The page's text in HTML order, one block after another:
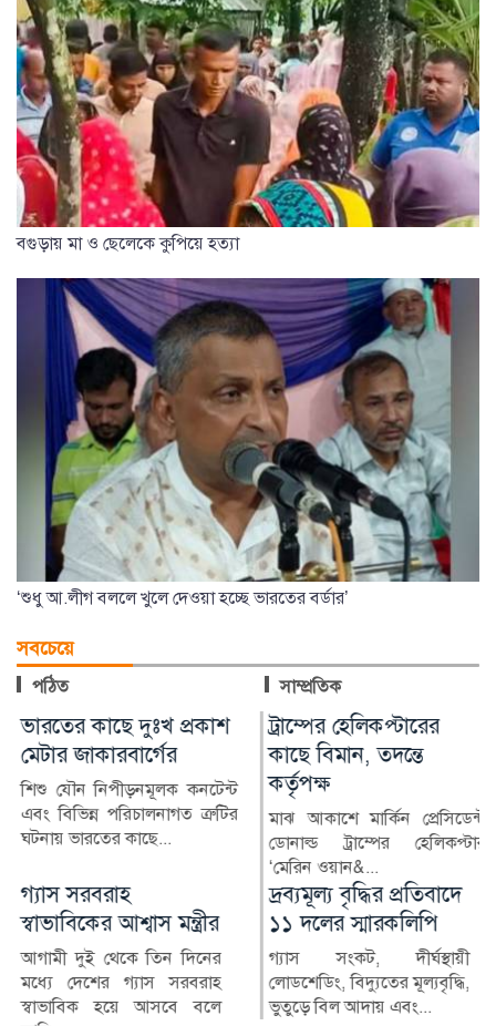
বগুড়ায় মা ও ছেলেকে কুপিয়ে হত্যা
‘শুধু আ.লীগ বললে খুলে দেওয়া হচ্ছে ভারতের বর্ডার’
সবচেয়ে
পঠিত সাম্প্রতিক
ট্রাম্পের হেলিকপ্টারের
কাছে বিমান, তদন্তে
কর্তৃপক্ষ
মাঝ আকাশে মার্কিন প্রেসিডেন্ট
ডোনাল্ড ট্রাম্পের হেলিকপ্টার
ভারতীয় তরুণীর অভিযোগে
জামালপুরে যুবক গ্রেপ্তার
ভারতীয় এক তরুণীর সঙ্গে
অনলাইনে প্রেমের সম্পর্ক গড়ে তার
ব্যক্তিগত ছবি ও ভিডিও...
দ্রব্যমূল্য বৃদ্ধির প্রতিবাদে
১১ দলের স্মারকলিপি
গ্যাস সংকট, দীর্ঘস্থায়ী
লোডশেডিং, বিদ্যুতের মূল্যবৃদ্ধি,
ভুতুড়ে বিল আদায় এবং...
২৪ ঘণ্টায় হামে আক্রান্ত
৮১৮, মৃত্যু ৬
দেশে গত ২৪ ঘণ্টায় হামের
উপসর্গ নিয়ে আরও ৬ জনের
মৃত্যু হয়েছে। একই সময়ে হাম